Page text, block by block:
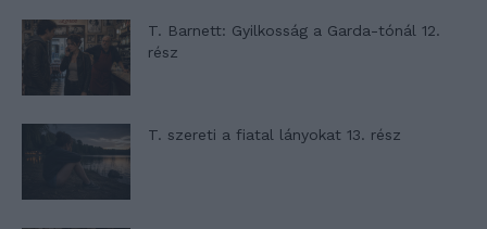
T. Barnett: Gyilkosság a Garda-tónál 12.
rész
T. szereti a fiatal lányokat 13. rész